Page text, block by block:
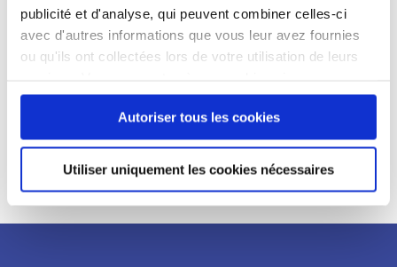
publicité et d'analyse, qui peuvent combiner celles-ci
avec d'autres informations que vous leur avez fournies
ou qu'ils ont collectées lors de votre utilisation de leurs
continuez à utiliser notre site Web.
Autoriser tous les cookies
Utiliser uniquement les cookies nécessaires
Expérience :
Processus
de
recrutement